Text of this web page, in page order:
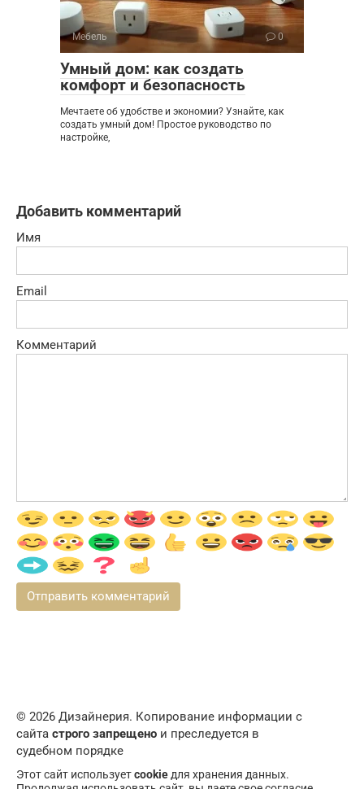
Мебель 0
Умный дом: как создать
комфорт и безопасность
Мечтаете об удобстве и экономии? Узнайте, как
создать умный дом! Простое руководство по
настройке,
Добавить комментарий
Имя
Email
Комментарий
© 2026 Дизайнерия. Копирование информации с
сайта строго запрещено и преследуется в
судебном порядке
Этот сайт используетcookieдля хранения данных.